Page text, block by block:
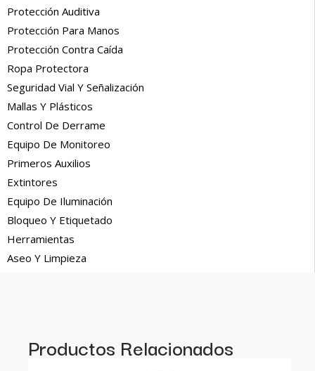
Protección Auditiva
Protección Para Manos
Protección Contra Caída
Ropa Protectora
Seguridad Vial Y Señalización
Mallas Y Plásticos
Control De Derrame
Equipo De Monitoreo
Primeros Auxilios
Extintores
Equipo De Iluminación
Bloqueo Y Etiquetado
Herramientas
Aseo Y Limpieza
Productos Relacionados